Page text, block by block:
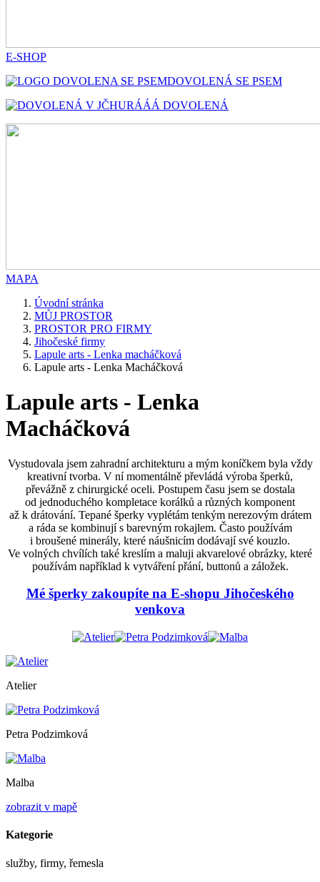
E-SHOP
DOVOLENÁ SE PSEM
HURÁÁÁ DOVOLENÁ
MAPA
Úvodní stránka
MŮJ PROSTOR
PROSTOR PRO FIRMY
Jihočeské firmy
Lapule arts - Lenka macháčková
Lapule arts - Lenka Macháčková
Lapule arts - Lenka
Macháčková
Vystudovala jsem zahradní architekturu a mým koníčkem byla vždy
kreativní tvorba. V ní momentálně převládá výroba šperků,
převážně z chirurgické oceli. Postupem času jsem se dostala
od jednoduchého kompletace korálků a různých komponent
až k drátování. Tepané šperky vyplétám tenkým nerezovým drátem
a ráda se kombinují s barevným rokajlem. Často používám
i broušené minerály, které náušnicím dodávají své kouzlo.
Ve volných chvílích také kreslím a maluji akvarelové obrázky, které
používám například k vytváření přání, buttonů a záložek.
Mé šperky zakoupíte na E-shopu Jihočeského
venkova
Atelier
Petra Podzimková
Malba
zobrazit v mapě
Kategorie
služby, firmy, řemesla